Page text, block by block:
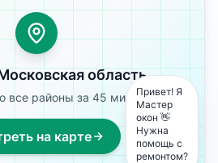
область
все районы за 45 минут
на карте
Привет! Я
Мастер
окон 👋
Нужна
помощь с
ремонтом?